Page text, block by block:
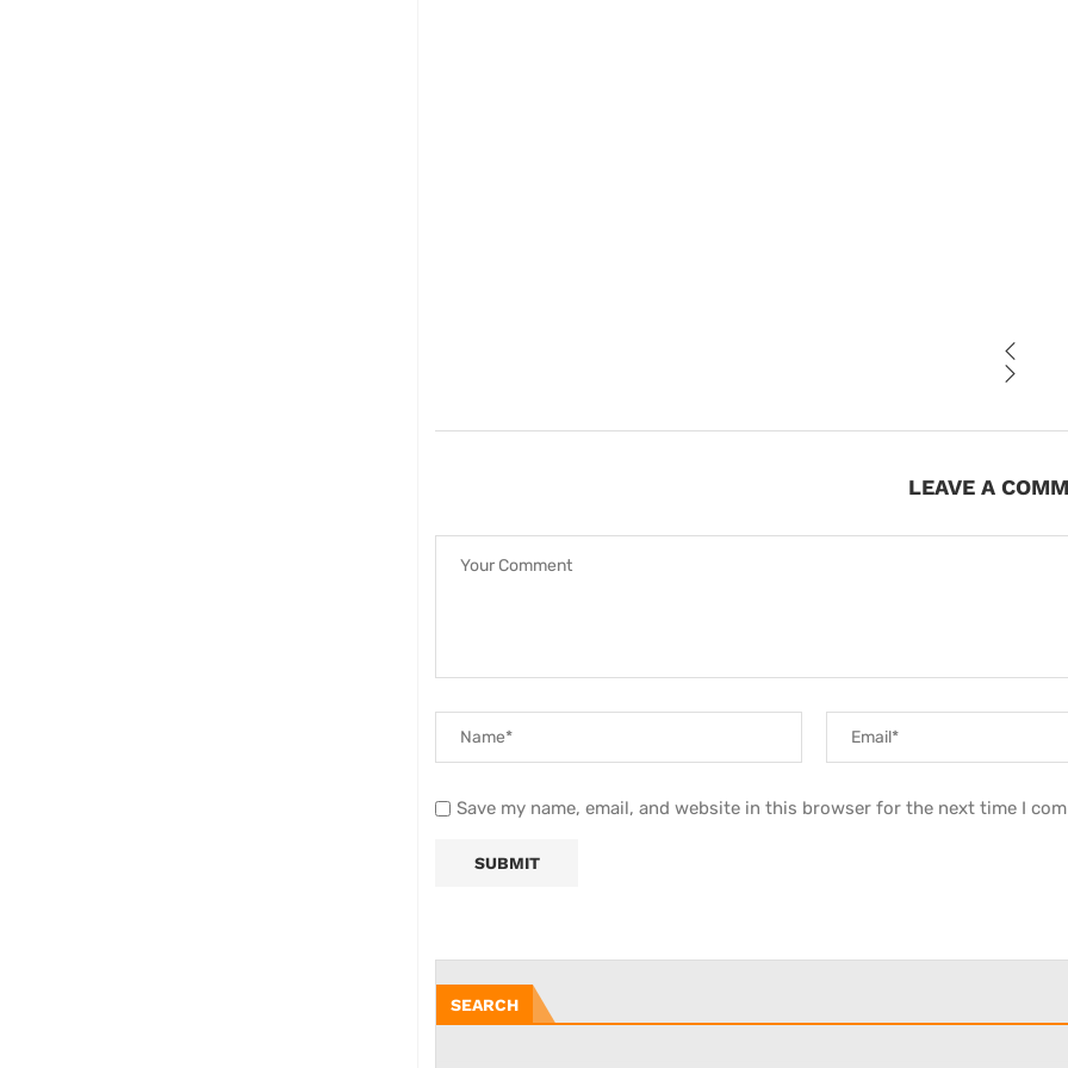
LEAVE A
Save my name, email, and website in this browser for the next time I
SEARCH